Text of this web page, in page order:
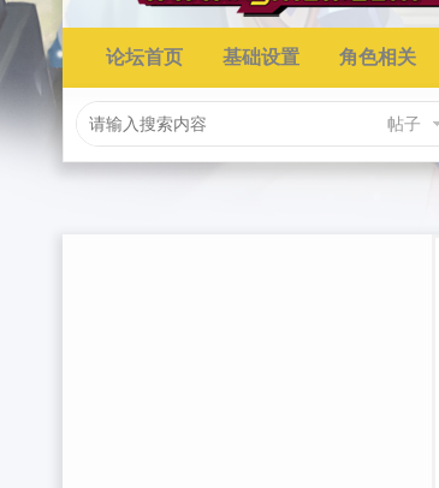
论坛首页 基础设置 角色相关
帖子